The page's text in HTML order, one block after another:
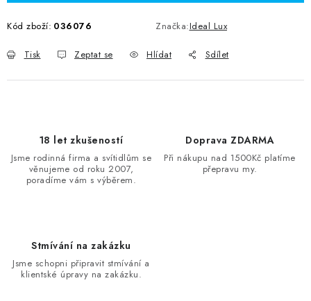
Kód zboží: 036076 Značka:Ideal Lux
Tisk Zeptat se Hlídat Sdílet
18 let zkušeností
Jsme rodinná firma a svítidlům se
věnujeme od roku 2007,
poradíme vám s výběrem.
Doprava ZDARMA
Při nákupu nad 1500Kč platíme
přepravu my.
Stmívání na zakázku
Jsme schopni připravit stmívání a
klientské úpravy na zakázku.